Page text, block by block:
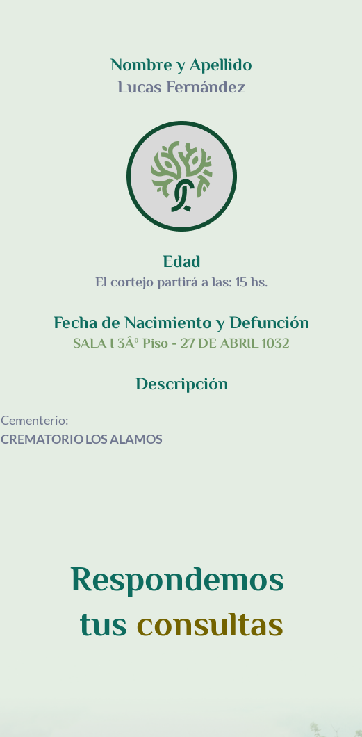
Nombre y Apellido
Lucas Fernández
Edad
El cortejo partirá a las: 15 hs.
Fecha de Nacimiento y Defunción
SALA I 3Âº Piso - 27 DE ABRIL 1032
Descripción
Cementerio:
CREMATORIO LOS ALAMOS
Respondemos
tusconsultas